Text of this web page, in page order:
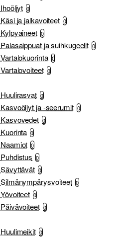
Ihoöljyt 0
Käsi ja jalkavoiteet 0
Kylpyaineet 0
Palasaippuat ja suihkugeelit 0
Vartalokuorinta 0
Vartalovoiteet 0
Huulirasvat 0
Kasvoöljyt ja -seerumit 0
Kasvovedet 0
Kuorinta 0
Naamiot 0
Puhdistus 0
Sävyttävät 0
Silmänympärysvoiteet 0
Yövoiteet 0
Päivävoiteet 0
Huulimeikit 0